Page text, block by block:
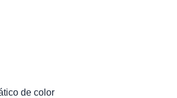
de color